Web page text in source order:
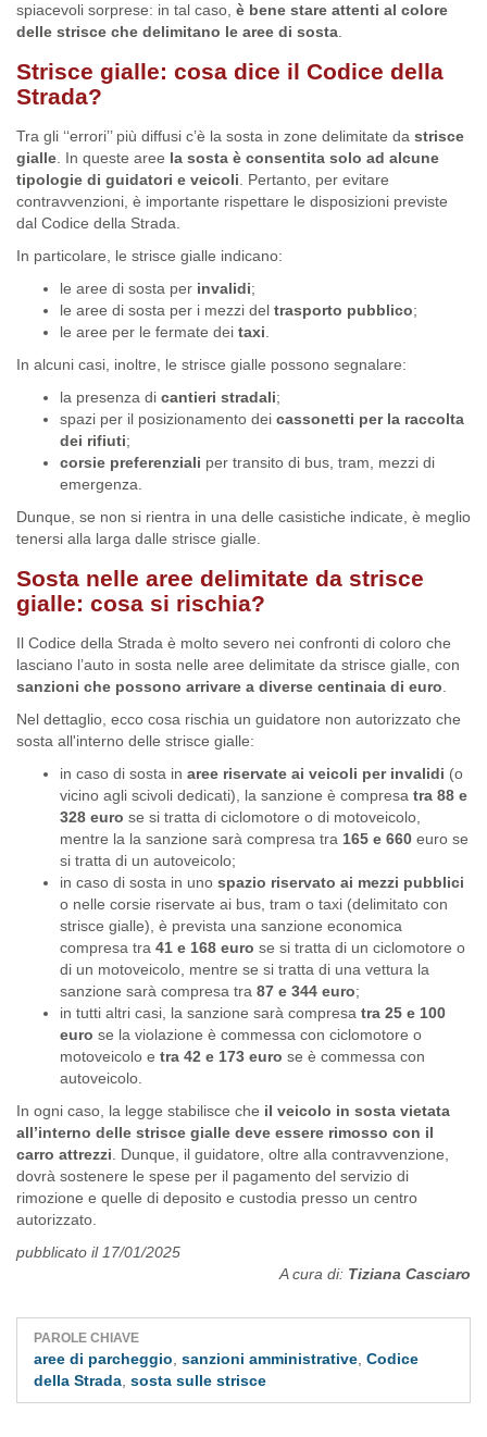
spiacevoli sorprese: in tal caso, è bene stare attenti al colore
delle strisce che delimitano le aree di sosta.
Strisce gialle: cosa dice il Codice della
Strada?
Tra gli ‘‘errori’’ più diffusi c’è la sosta in zone delimitate da strisce
gialle. In queste aree la sosta è consentita solo ad alcune
tipologie di guidatori e veicoli. Pertanto, per evitare
contravvenzioni, è importante rispettare le disposizioni previste
dal Codice della Strada.
In particolare, le strisce gialle indicano:
le aree di sosta per invalidi;
le aree di sosta per i mezzi del trasporto pubblico;
le aree per le fermate dei taxi.
In alcuni casi, inoltre, le strisce gialle possono segnalare:
la presenza di cantieri stradali;
spazi per il posizionamento dei cassonetti per la raccolta
dei rifiuti;
corsie preferenziali per transito di bus, tram, mezzi di
emergenza.
Dunque, se non si rientra in una delle casistiche indicate, è meglio
tenersi alla larga dalle strisce gialle.
Sosta nelle aree delimitate da strisce
gialle: cosa si rischia?
Il Codice della Strada è molto severo nei confronti di coloro che
lasciano l’auto in sosta nelle aree delimitate da strisce gialle, con
sanzioni che possono arrivare a diverse centinaia di euro.
Nel dettaglio, ecco cosa rischia un guidatore non autorizzato che
sosta all'interno delle strisce gialle:
in caso di sosta in aree riservate ai veicoli per invalidi (o
vicino agli scivoli dedicati), la sanzione è compresa tra 88 e
328 euro se si tratta di ciclomotore o di motoveicolo,
mentre la la sanzione sarà compresa tra 165 e 660 euro se
si tratta di un autoveicolo;
in caso di sosta in uno spazio riservato ai mezzi pubblici
o nelle corsie riservate ai bus, tram o taxi (delimitato con
strisce gialle), è prevista una sanzione economica
compresa tra 41 e 168 euro se si tratta di un ciclomotore o
di un motoveicolo, mentre se si tratta di una vettura la
sanzione sarà compresa tra 87 e 344 euro;
in tutti altri casi, la sanzione sarà compresa tra 25 e 100
euro se la violazione è commessa con ciclomotore o
motoveicolo e tra 42 e 173 euro se è commessa con
autoveicolo.
In ogni caso, la legge stabilisce che il veicolo in sosta vietata
all’interno delle strisce gialle deve essere rimosso con il
carro attrezzi. Dunque, il guidatore, oltre alla contravvenzione,
dovrà sostenere le spese per il pagamento del servizio di
rimozione e quelle di deposito e custodia presso un centro
autorizzato.
pubblicato il 17/01/2025
A cura di: Tiziana Casciaro
PAROLE CHIAVE
aree di parcheggio, sanzioni amministrative, Codice
della Strada, sosta sulle strisce